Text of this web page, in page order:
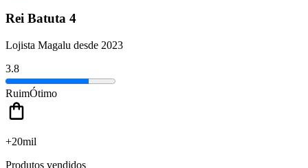
Rei Batuta 4
Lojista Magalu desde 2023
3.8
RuimÓtimo
+20mil
Produtos vendidos